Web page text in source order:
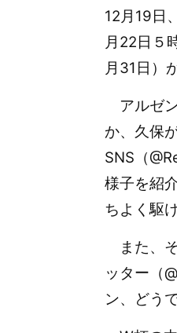
12月19日
月22日５
月31日）
アルゼ
か、久保
SNS（
様子を紹
ちよく駆
また、
ッター（
ン、どう